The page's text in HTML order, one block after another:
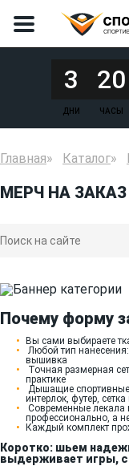
3
ДНИ
20
ЧАСЫ
Главная Каталог
МЕРЧ НА
Почему форму
Вы сами выбираете
Любой тип
вышивка
Точная размерная
практике
Дышащие
интерлок, футер, сетка
Современные лекала
профессионально, а
Каждый комплект
Коротко: шьем
выдерживает игры,